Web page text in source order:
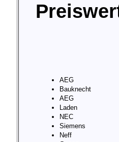
AEG
Bauknecht
AEG
Laden
NEC
Siemens
Neff